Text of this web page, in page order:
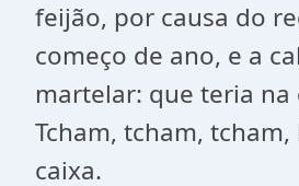
feijão, por causa do
começo de ano, e a
martelar: que teria na
Tcham, tcham, tcham,
caixa.